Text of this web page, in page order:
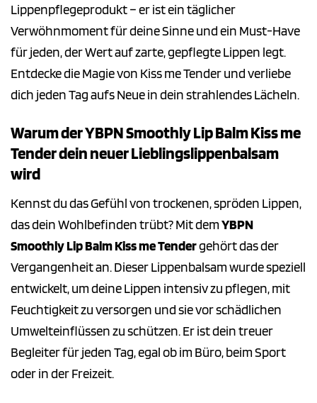
Lippenpflegeprodukt – er ist ein täglicher
Verwöhnmoment für deine Sinne und ein Must-Have
für jeden, der Wert auf zarte, gepflegte Lippen legt.
Entdecke die Magie von Kiss me Tender und verliebe
dich jeden Tag aufs Neue in dein strahlendes Lächeln.
Warum der YBPN Smoothly Lip Balm Kiss me
Tender dein neuer Lieblingslippenbalsam
wird
Kennst du das Gefühl von trockenen, spröden Lippen,
das dein Wohlbefinden trübt? Mit demYBPN
Smoothly Lip Balm Kiss me Tendergehört das der
Vergangenheit an. Dieser Lippenbalsam wurde speziell
entwickelt, um deine Lippen intensiv zu pflegen, mit
Feuchtigkeit zu versorgen und sie vor schädlichen
Umwelteinflüssen zu schützen. Er ist dein treuer
Begleiter für jeden Tag, egal ob im Büro, beim Sport
oder in der Freizeit.